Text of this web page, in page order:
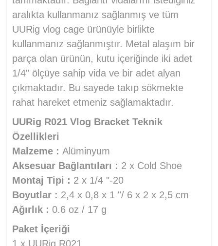
aralıkta kullanmanız sağlanmış ve tüm
UURig vlog cage ürünüyle birlikte
kullanmanız sağlanmıştır. Metal alaşım bir
parça olan ürünün, kutu içeriğinde iki adet
1/4" ölçüye sahip vida ve bir adet alyan
çıkmaktadır. Bu sayede takıp sökmekte
rahat hareket etmeniz sağlamaktadır.
UURig R021 Vlog Bracket Teknik
Özellikleri
Malzeme : Alüminyum
Aksesuar Bağlantıları : 2 x Cold Shoe
Montaj Tipi : 2 x 1/4 "-20
Boyutlar : 2,4 x 0,8 x 1 "/ 6 x 2 x 2,5 cm
Ağırlık : 0.6 oz / 17 g
Paket İçeriği
1 x UURig R021